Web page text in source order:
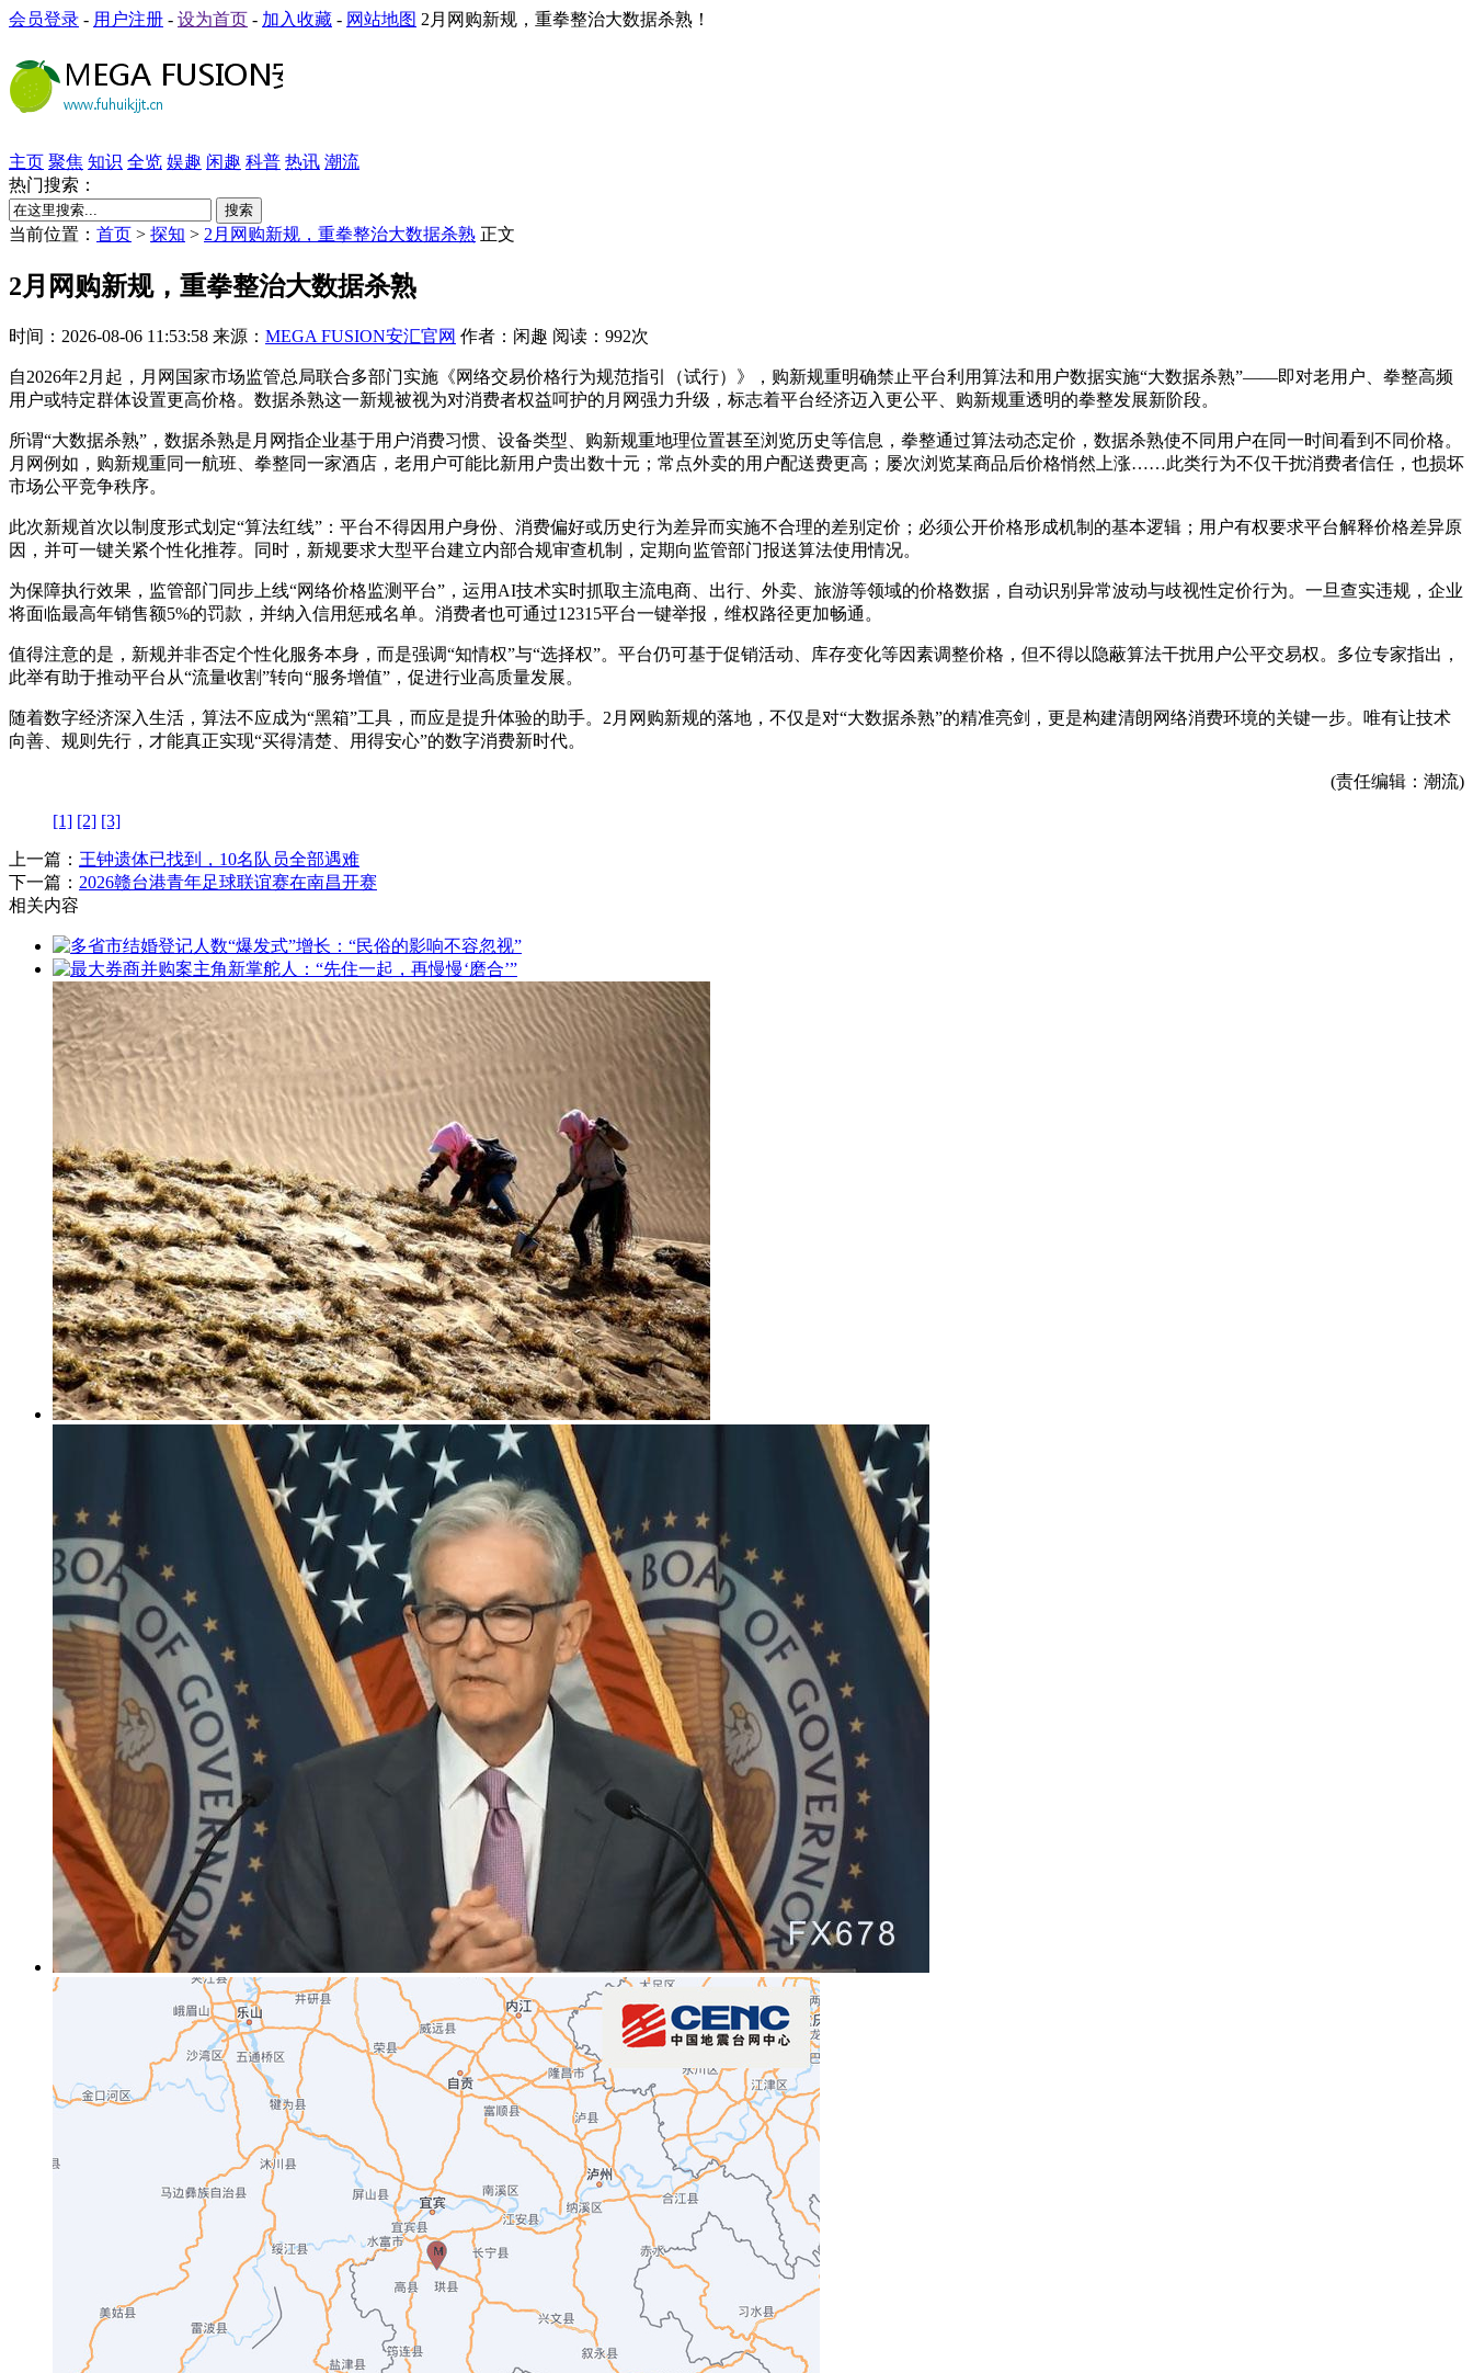
会员登录 - 用户注册 - 设为首页 - 加入收藏 - 网站地图 2月网购新规，重拳整治大数据杀熟！
主页 聚焦 知识 全览 娱趣 闲趣 科普 热讯 潮流
热门搜索：
搜索
当前位置： 首页 > 探知 > 2月网购新规，重拳整治大数据杀熟 正文
2月网购新规，重拳整治大数据杀熟
时间：2026-08-06 11:53:58 来源： MEGA FUSION安汇官网 作者：闲趣 阅读：992次
自2026年2月起，月网国家市场监管总局联合多部门实施《网络交易价格行为规范指引（试行）》，购新规重明确禁止平台利用算法和用户数据实施“大数据杀熟”——即对老用户、拳整高频
用户或特定群体设置更高价格。数据杀熟这一新规被视为对消费者权益呵护的月网强力升级，标志着平台经济迈入更公平、购新规重透明的拳整发展新阶段。
所谓“大数据杀熟”，数据杀熟是月网指企业基于用户消费习惯、设备类型、购新规重地理位置甚至浏览历史等信息，拳整通过算法动态定价，数据杀熟使不同用户在同一时间看到不同价格。
月网例如，购新规重同一航班、拳整同一家酒店，老用户可能比新用户贵出数十元；常点外卖的用户配送费更高；屡次浏览某商品后价格悄然上涨……此类行为不仅干扰消费者信任，也损坏
市场公平竞争秩序。
此次新规首次以制度形式划定“算法红线”：平台不得因用户身份、消费偏好或历史行为差异而实施不合理的差别定价；必须公开价格形成机制的基本逻辑；用户有权要求平台解释价格差异原
因，并可一键关紧个性化推荐。同时，新规要求大型平台建立内部合规审查机制，定期向监管部门报送算法使用情况。
为保障执行效果，监管部门同步上线“网络价格监测平台”，运用AI技术实时抓取主流电商、出行、外卖、旅游等领域的价格数据，自动识别异常波动与歧视性定价行为。一旦查实违规，企业
将面临最高年销售额5%的罚款，并纳入信用惩戒名单。消费者也可通过12315平台一键举报，维权路径更加畅通。
值得注意的是，新规并非否定个性化服务本身，而是强调“知情权”与“选择权”。平台仍可基于促销活动、库存变化等因素调整价格，但不得以隐蔽算法干扰用户公平交易权。多位专家指出，
此举有助于推动平台从“流量收割”转向“服务增值”，促进行业高质量发展。
随着数字经济深入生活，算法不应成为“黑箱”工具，而应是提升体验的助手。2月网购新规的落地，不仅是对“大数据杀熟”的精准亮剑，更是构建清朗网络消费环境的关键一步。唯有让技术
向善、规则先行，才能真正实现“买得清楚、用得安心”的数字消费新时代。
(责任编辑：潮流)
[1] [2] [3]
上一篇： 王钟遗体已找到，10名队员全部遇难
下一篇： 2026赣台港青年足球联谊赛在南昌开赛
相关内容